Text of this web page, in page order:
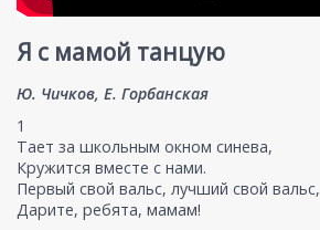
Я с мамой танцую
Ю. Чичков, Е. Горбанская
1
Тает за школьным окном синева,
Кружится вместе с нами.
Первый свой вальс, лучший свой вальс,
Дарите, ребята, мамам!